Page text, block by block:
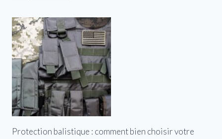
Protection balistique : comment bien choisir votre